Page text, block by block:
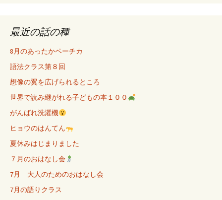
最近の話の種
8月のあったかペーチカ
語法クラス第８回
想像の翼を広げられるところ
世界で読み継がれる子どもの本１００
がんばれ洗濯機
ヒョウのはんてん
夏休みはじまりました
７月のおはなし会
7月 大人のためのおはなし会
7月の語りクラス